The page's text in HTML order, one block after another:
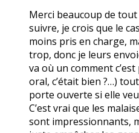
Merci beaucoup de tout
suivre, je crois que le
moins pris en charge,
trop, donc je leurs
va où un comment
oral, c’était bien ?…)
porte ouverte si elle
C’est vrai que les
sont impressionnants,